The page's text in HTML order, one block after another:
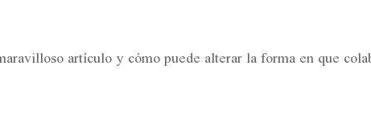
artículo y cómo puede alterar la forma en que